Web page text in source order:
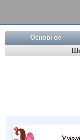
Основное